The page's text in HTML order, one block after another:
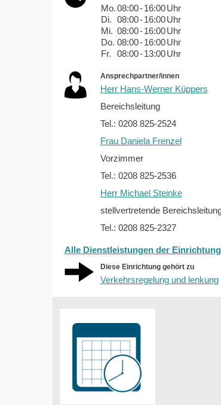
Mo.08:00- 16:00 Uhr
Di. 08:00- 16:00 Uhr
Mi. 08:00- 16:00 Uhr
Do. 08:00- 16:00 Uhr
Fr.
08:00- 13:00 Uhr
Ansprechpartner/innen
Herr Hans-Werner Küppers
Bereichsleitung
Tel.: 0208 825-2524
Frau Daniela Frenzel
Vorzimmer
Tel.: 0208 825-2536
Herr Michael Steinke
stellvertretende
Tel.: 0208 825-2327
Alle Dienstleistungen der
Diese Einrichtung gehört zu
Verkehrsregelung und lenkung